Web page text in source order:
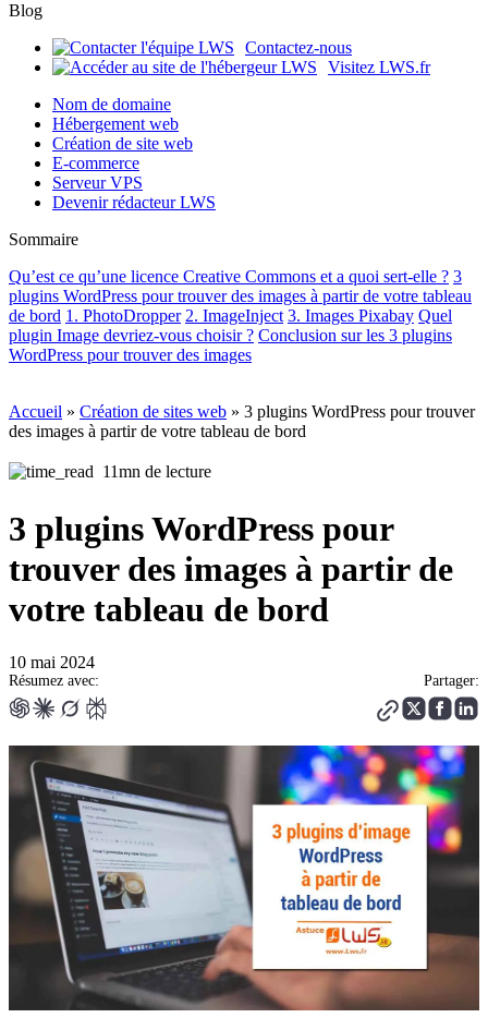
Blog
Contactez-nous
Visitez LWS.fr
Nom de domaine
Hébergement web
Création de site web
E-commerce
Serveur VPS
Devenir rédacteur LWS
Sommaire
Qu’est ce qu’une licence Creative Commons et a quoi sert-elle ? 3
plugins WordPress pour trouver des images à partir de votre tableau
de bord 1. PhotoDropper 2. ImageInject 3. Images Pixabay Quel
plugin Image devriez-vous choisir ? Conclusion sur les 3 plugins
WordPress pour trouver des images
Accueil » Création de sites web » 3 plugins WordPress pour trouver
des images à partir de votre tableau de bord
11mn de lecture
3 plugins WordPress pour
trouver des images à partir de
votre tableau de bord
10 mai 2024
Résumez avec: Partager: